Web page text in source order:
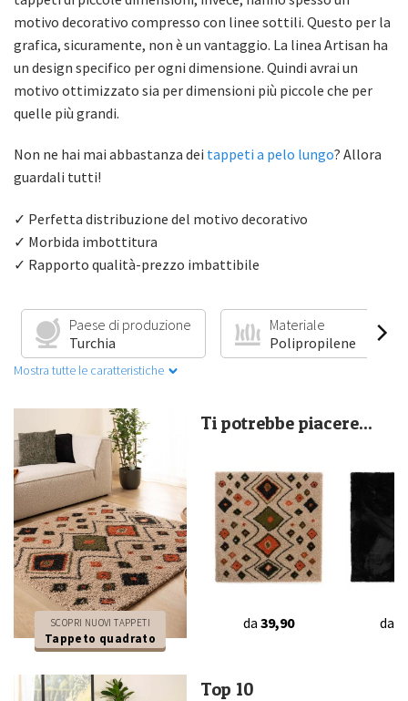
motivo decorativo compresso con linee sottili. Questo per la
grafica, sicuramente, non è un vantaggio. La linea Artisan ha
un design specifico per ogni dimensione. Quindi avrai un
motivo ottimizzato sia per dimensioni più piccole che per
quelle più grandi.
Non ne hai mai abbastanza dei tappeti a pelo lungo? Allora
guardali tutti!
✓ Perfetta distribuzione del motivo decorativo
✓ Morbida imbottitura
✓ Rapporto qualità-prezzo imbattibile
Paese di produzione
Turchia
Materiale
Polipropilene
Mostra tutte le caratteristiche
SCOPRI NUOVI TAPPETI
Tappeto quadrato
Ti potrebbe piacere...
da 39,90 da
Top 10